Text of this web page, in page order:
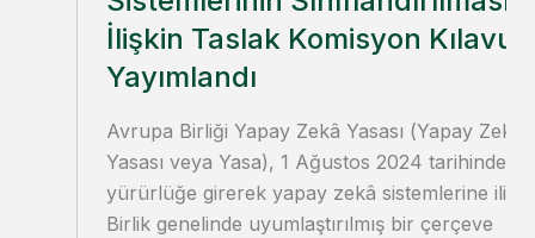
İlişkin Taslak Komisyon
Yayımlandı
Avrupa Birliği Yapay Zekâ Yasası (Yapay Zekâ
Yasası veya Yasa), 1 Ağustos 2024 tarihinde
yürürlüğe girerek yapay zekâ sistemlerine
Birlik genelinde uyumlaştırılmış bir çerçeve